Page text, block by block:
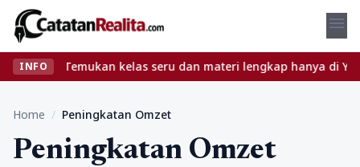
menu
INFO
ribet? Temukan kelas seru dan materi lengkap hanya di
Home / Peningkatan Omzet
Peningkatan Omzet